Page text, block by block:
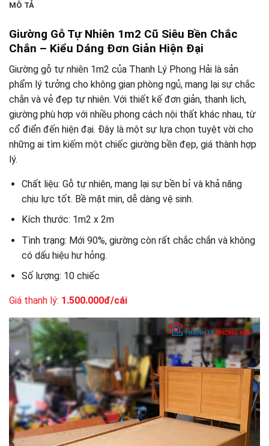
MÔ TẢ
Giường Gỗ Tự Nhiên 1m2 Cũ Siêu Bền Chắc
Chắn – Kiểu Dáng Đơn Giản Hiện Đại
Giường gỗ tự nhiên 1m2 của Thanh Lý Phong Hải là sản
phẩm lý tưởng cho không gian phòng ngủ, mang lại sự chắc
chắn và vẻ đẹp tự nhiên. Với thiết kế đơn giản, thanh lịch,
giường phù hợp với nhiều phong cách nội thất khác nhau, từ
cổ điển đến hiện đại. Đây là một sự lựa chọn tuyệt vời cho
những ai tìm kiếm một chiếc giường bền đẹp, giá thành hợp
lý.
Chất liệu: Gỗ tự nhiên, mang lại sự bền bỉ và khả năng
chịu lực tốt. Bề mặt mịn, dễ dàng vệ sinh.
Kích thước: 1m2 x 2m
Tình trạng: Mới 90%, giường còn rất chắc chắn và không
có dấu hiệu hư hỏng.
Số lượng: 10 chiếc
Giá thanh lý: 1.500.000đ/cái